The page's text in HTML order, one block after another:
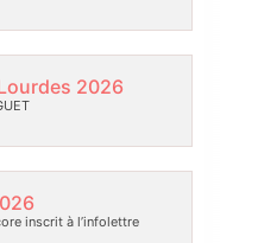
2026
inscrit à l’infolettre